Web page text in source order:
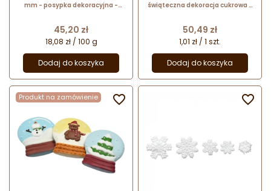
mm - posypka dekoracyjna -
połyskiem
Cena
45,20 zł
18,08 zł / 100 g
Dodaj do koszyka
świąteczna dekoracja cukrowa -
Cena
50,49 zł
1,01 zł / 1 szt.
Dodaj do koszyka
Produkt na zamówienie  